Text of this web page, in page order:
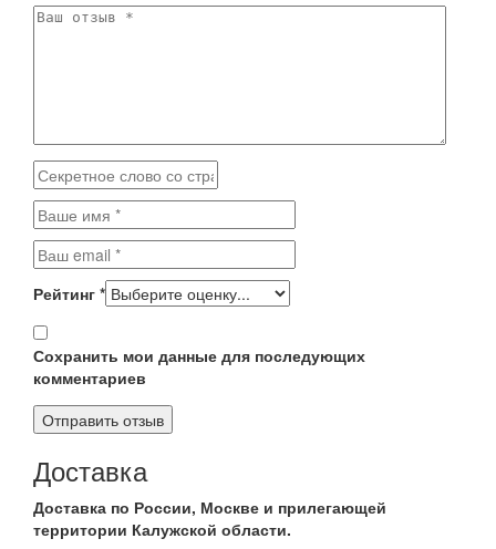
Рейтинг *
Сохранить мои данные для последующих
комментариев
Доставка
Доставка по России, Москве и прилегающей
территории Калужской области.